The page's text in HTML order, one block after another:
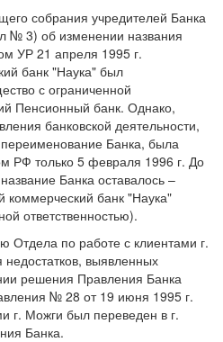
собрания учредителей Банка
№ 3) об изменении названия
УР 21 апреля 1995 г.
банк "Наука" был
с ограниченной
Пенсионный банк. Однако,
банковской деятельности,
Банка, была
РФ только 5 февраля 1996 г. До
Банка оставалось –
банк "Наука"
ответственностью).
Отдела по работе с клиентами г.
выявленных
решения Правления Банка
№ 28 от 19 июня 1995 г.
г. Можги был переведен в г.
Банка.